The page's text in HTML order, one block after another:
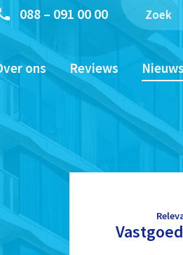
088 – 091 00 00
ons Reviews